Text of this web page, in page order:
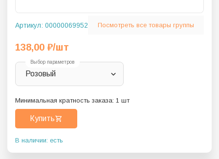
Артикул: 00000069952 Посмотреть все товары группы
138,00 ₽/шт
Выбор параметров
Розовый
Минимальная кратность заказа: 1 шт
Купить
В наличии: есть